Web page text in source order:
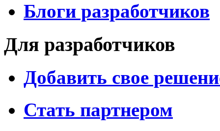
Блоги разработчиков
Для разработчиков
Добавить свое
Стать партнером